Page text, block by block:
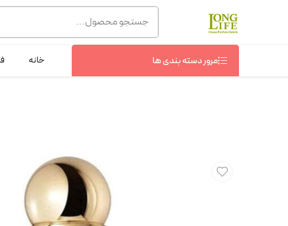
توجه! برند لانگ لایف رایحه های معروف را با شیشه و بسته بندی
شماره پشتیبانی :09368076869
مرور دسته بندی ها خانه